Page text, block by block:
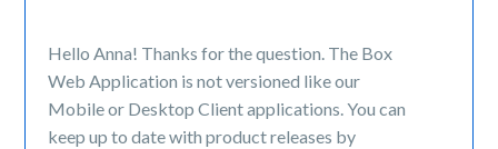
Hello Anna! Thanks for the question. The Box
Web Application is not versioned like our
Mobile or Desktop Client applications. You can
keep up to date with product releases by